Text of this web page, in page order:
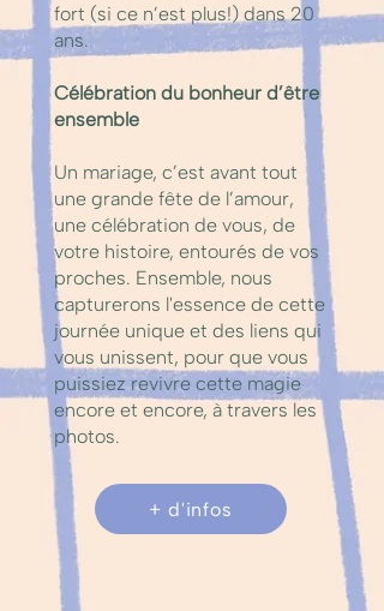
fort (si ce n’est plus!) dans 20
ans.
Célébration du bonheur d’être
ensemble
Un mariage, c’est avant tout
une grande fête de l’amour,
une célébration de vous, de
votre histoire, entourés de vos
proches. Ensemble, nous
capturerons l'essence de cette
journée unique et des liens qui
vous unissent, pour que vous
puissiez revivre cette magie
encore et encore, à travers les
photos.
+ d'infos